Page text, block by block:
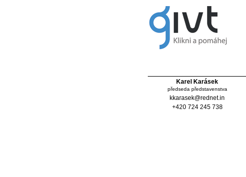
Karel Karásek
předseda představenstva
kkarasek@rednet.in
+420 724 245 738